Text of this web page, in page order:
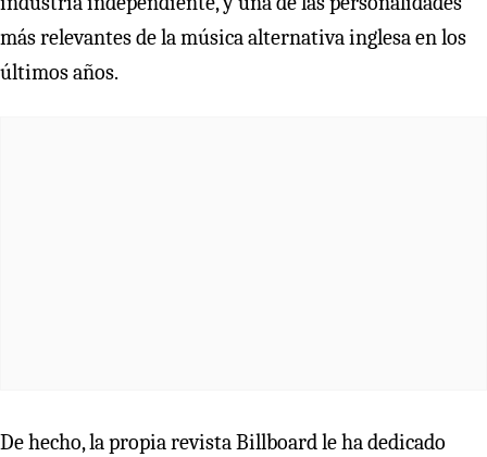
más relevantes de la música alternativa inglesa en los
últimos años.
De hecho, la propia revista Billboard le ha dedicado